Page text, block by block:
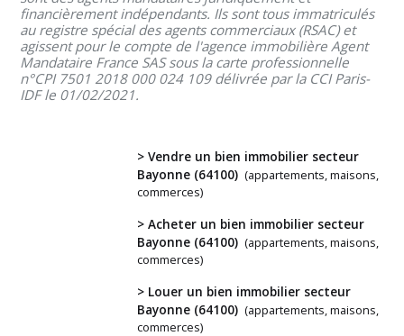
financièrement indépendants. Ils sont tous immatriculés
au registre spécial des agents commerciaux (RSAC) et
agissent pour le compte de l'agence immobilière Agent
Mandataire France SAS sous la carte professionnelle
n°CPI 7501 2018 000 024 109 délivrée par la CCI Paris-
IDF le 01/02/2021.
> Vendre un bien immobilier secteur
Bayonne (64100) (appartements, maisons,
commerces)
> Acheter un bien immobilier secteur
Bayonne (64100) (appartements, maisons,
commerces)
> Louer un bien immobilier secteur
Bayonne (64100) (appartements, maisons,
commerces)